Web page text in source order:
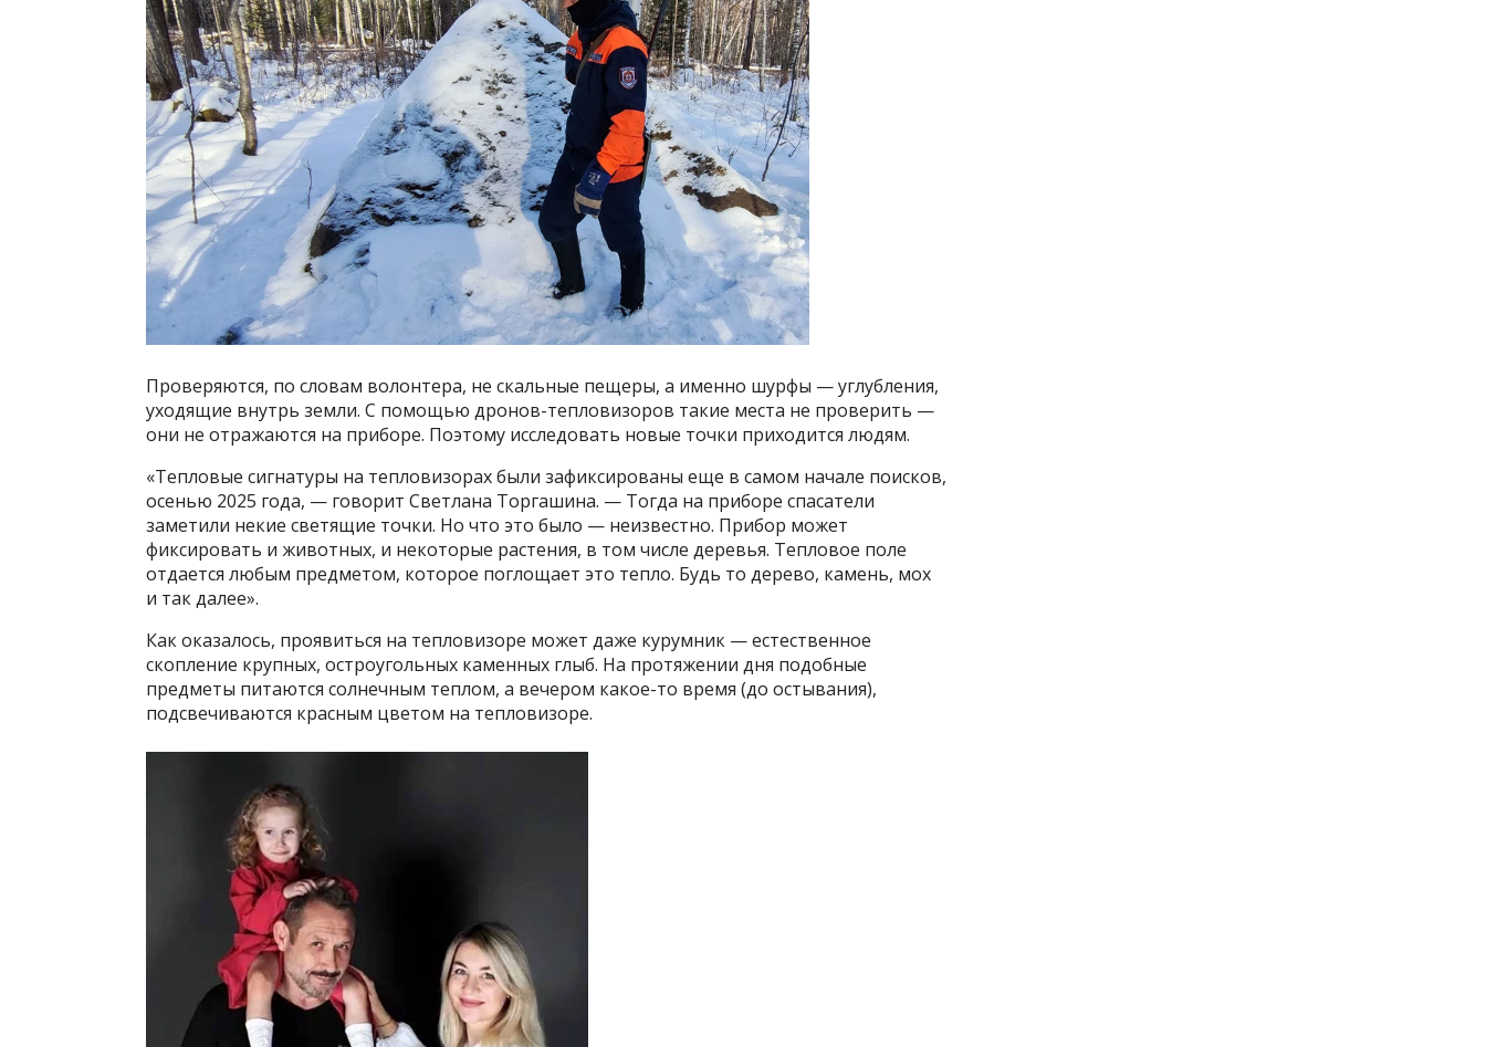
Проверяются, по словам волонтера, не скальные пещеры, а именно шурфы — углубления,
уходящие внутрь земли. С помощью дронов-тепловизоров такие места не проверить —
они не отражаются на приборе. Поэтому исследовать новые точки приходится людям.
«Тепловые сигнатуры на тепловизорах были зафиксированы еще в самом начале поисков,
осенью 2025 года, — говорит Светлана Торгашина. — Тогда на приборе спасатели
заметили некие светящие точки. Но что это было — неизвестно. Прибор может
фиксировать и животных, и некоторые растения, в том числе деревья. Тепловое поле
отдается любым предметом, которое поглощает это тепло. Будь то дерево, камень, мох
и так далее».
Как оказалось, проявиться на тепловизоре может даже курумник — естественное
скопление крупных, остроугольных каменных глыб. На протяжении дня подобные
предметы питаются солнечным теплом, а вечером какое-то время (до остывания),
подсвечиваются красным цветом на тепловизоре.